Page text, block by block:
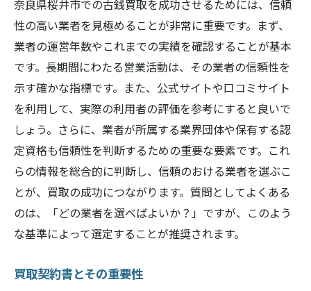
奈良県桜井市での古銭買取を成功させるためには、信頼
性の高い業者を見極めることが非常に重要です。まず、
業者の運営年数やこれまでの実績を確認することが基本
です。長期間にわたる営業活動は、その業者の信頼性を
示す確かな指標です。また、公式サイトや口コミサイト
を利用して、実際の利用者の評価を参考にすると良いで
しょう。さらに、業者が所属する業界団体や保有する認
定資格も信頼性を判断するための重要な要素です。これ
らの情報を総合的に判断し、信頼のおける業者を選ぶこ
とが、買取の成功につながります。質問としてよくある
のは、「どの業者を選べばよいか？」ですが、このよう
な基準によって選定することが推奨されます。
買取契約書とその重要性